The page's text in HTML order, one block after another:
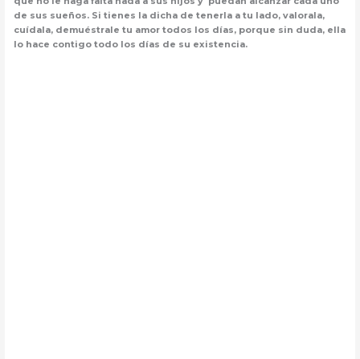
de sus sueños. Si tienes la dicha de tenerla a tu lado, valorala,
cuídala, demuéstrale tu amor todos los días, porque sin duda, ella
lo hace contigo todo los días de su existencia.